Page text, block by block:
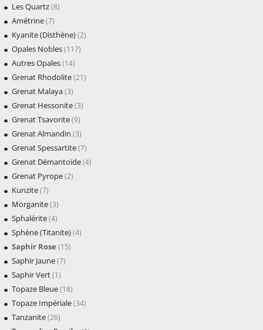
Les Quartz(8)
Amétrine(7)
Kyanite (Disthène)(2)
Opales Nobles(117)
Autres Opales(14)
Grenat Rhodolite(21)
Grenat Malaya(3)
Grenat Hessonite(3)
Grenat Tsavorite(9)
Grenat Almandin (3)
Grenat Spessartite(7)
Grenat Démantoïde(4)
Grenat Pyrope(2)
Kunzite(7)
Morganite(3)
Sphalérite(4)
Sphène (Titanite)(4)
Saphir Rose (15)
Saphir Jaune(7)
Saphir Vert(1)
Topaze Bleue(18)
Topaze Impériale(34)
Tanzanite(26)